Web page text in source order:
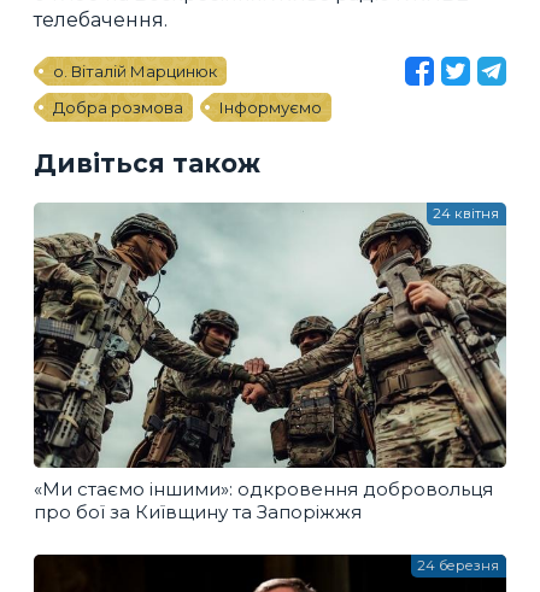
телебачення.
о. Віталій Марцинюк
Добра розмова
Інформуємо
Дивіться також
«Ми стаємо іншими»: одкровення добровольця
про бої за Київщину та Запоріжжя
24 квітня
24 березня